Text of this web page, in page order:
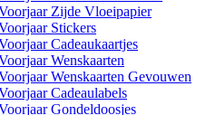
Zijde Vloeipapier
Stickers
Cadeaukaartjes
Wenskaarten
Wenskaarten Gevouwen
Cadeaulabels
Gondeldoosjes